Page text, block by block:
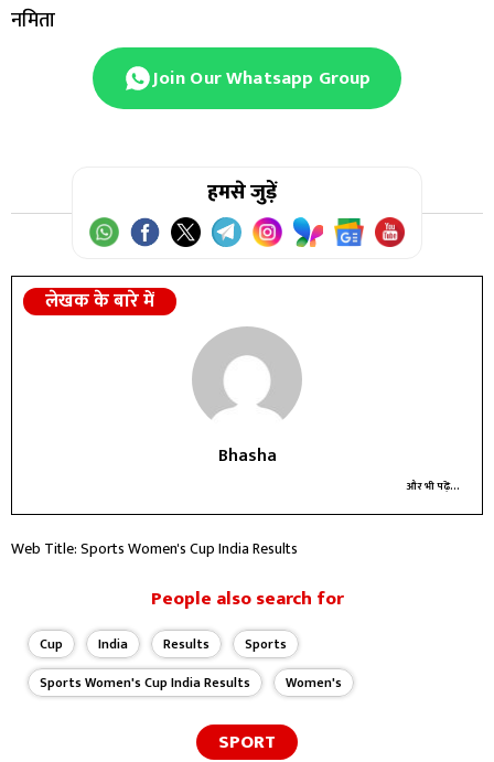
नमिता
Join Our Whatsapp Group
हमसे जुड़ें
लेखक के बारे में
Bhasha
और भी पढ़ें...
Web Title: Sports Women's Cup India Results
People also search for
Cup India Results
Sports
Sports Women's Cup India Results
Women's
SPORT